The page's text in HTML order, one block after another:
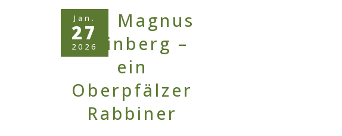
Jan.
27
2026